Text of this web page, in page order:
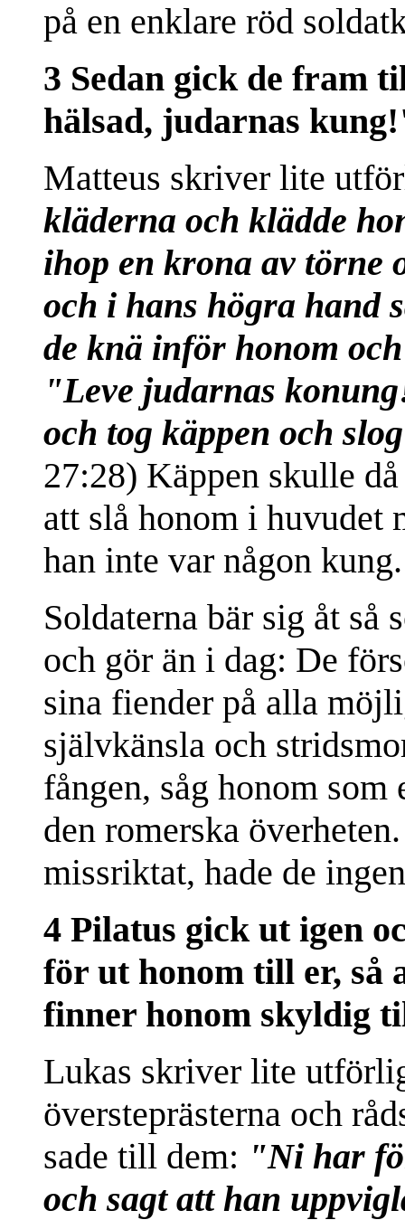
på en enklare röd
3 Sedan gick de fram
hälsad, judarnas
Matteus skriver lite
kläderna och klädde
ihop en krona av törne
och i hans högra hand
de knä inför honom
"Leve judarnas
och tog käppen och
27:28) Käppen skulle
att slå honom i huvudet
han inte var någon kung.
Soldaterna bär sig åt så
och gör än i dag: De
sina fiender på alla
självkänsla och
fången, såg honom
den romerska
missriktat, hade de
4 Pilatus gick ut igen
för ut honom till er, så
finner honom skyldig
Lukas skriver lite
översteprästerna och
sade till dem: "Ni har
och sagt att han